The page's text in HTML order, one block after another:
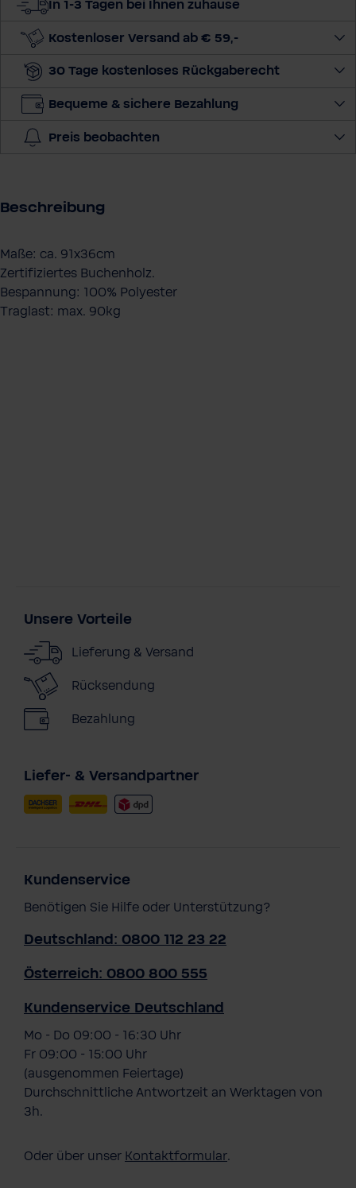
e
e
g
In 1-3 Tagen bei Ihnen zuhause
Kostenloser Versand ab € 59,-
30 Tage kostenloses Rückgaberecht
Bequeme & sichere Bezahlung
Preis beobachten
Beschreibung
Maße: ca. 91x36cm
Zertifiziertes Buchenholz.
Bespannung: 100% Polyester
Traglast: max. 90kg
Unsere Vorteile
Lieferung & Versand
Rücksendung
Bezahlung
Liefer- & Versandpartner
Kundenservice
Benötigen Sie Hilfe oder Unterstützung?
Deutschland: 0800 112 23 22
Österreich: 0800 800 555
Kundenservice Deutschland
Mo - Do 09:00 - 16:30 Uhr
Fr 09:00 - 15:00 Uhr
(ausgenommen Feiertage)
Durchschnittliche Antwortzeit an Werktagen von
3h.
Oder über unser Kontaktformular.